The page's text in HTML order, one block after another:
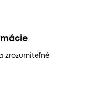
zrozumiteľné